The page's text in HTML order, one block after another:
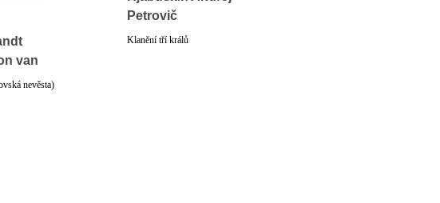
van
nevěsta)
Petrovič
Klanění tří králů